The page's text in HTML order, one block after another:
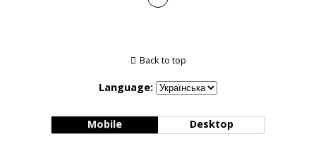
Back to top
Language:
Mobile Desktop